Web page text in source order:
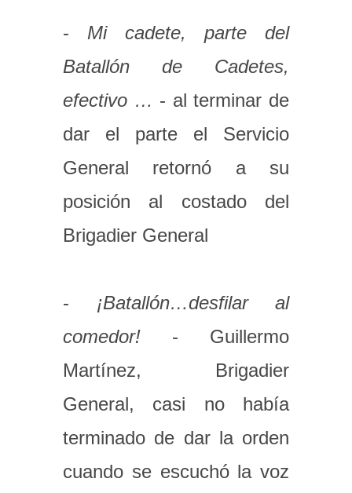
- Mi cadete, parte del
Batallón de Cadetes,
efectivo … - al terminar de
dar el parte el Servicio
General retornó a su
posición al costado del
Brigadier General
- ¡Batallón…desfilar al
comedor! - Guillermo
Martínez, Brigadier
General, casi no había
terminado de dar la orden
cuando se escuchó la voz